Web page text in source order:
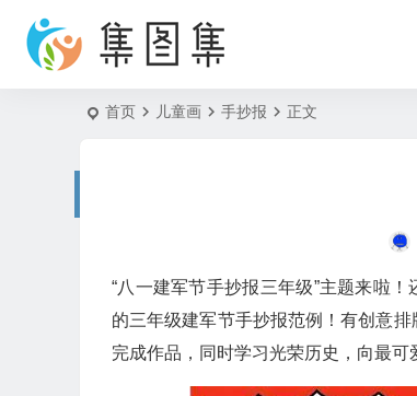
首页 儿童画 手抄报 正文
“八一建军节手抄报三年级”主题来啦
的三年级建军节手抄报范例！有创意
完成作品，同时学习光荣历史，向最可